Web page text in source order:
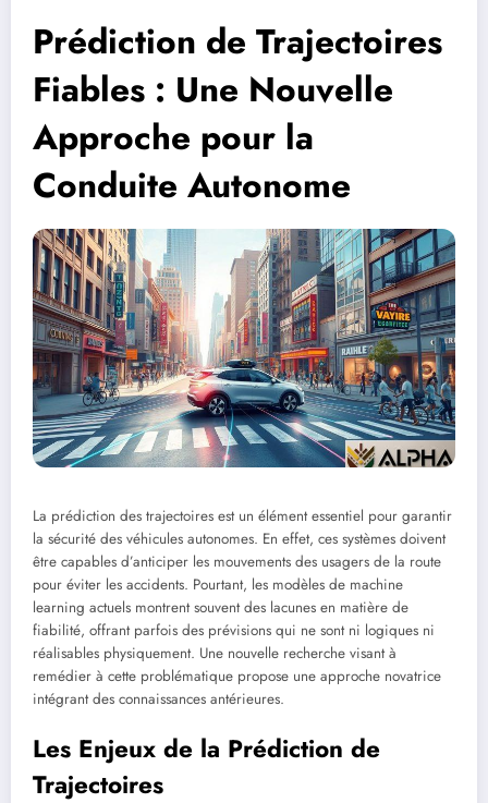
Prédiction de Trajectoires
Fiables : Une Nouvelle
Approche pour la
Conduite Autonome
La prédiction des trajectoires est un élément essentiel pour garantir
la sécurité des véhicules autonomes. En effet, ces systèmes doivent
être capables d’anticiper les mouvements des usagers de la route
pour éviter les accidents. Pourtant, les modèles de machine
learning actuels montrent souvent des lacunes en matière de
fiabilité, offrant parfois des prévisions qui ne sont ni logiques ni
réalisables physiquement. Une nouvelle recherche visant à
remédier à cette problématique propose une approche novatrice
intégrant des connaissances antérieures.
Les Enjeux de la Prédiction de
Trajectoires